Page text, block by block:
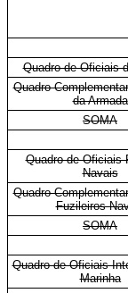
Quadro de Oficiais
Quadro
da Armada
SOMA
Quadro de Oficiais
Navais
Quadro
Fuzileiros
SOMA
Quadro de Oficiais
Marinha